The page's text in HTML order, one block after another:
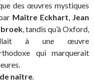
des œuvres mystiques
Maître Eckhart, Jean
, tandis qu’à Oxford,
à une œuvre
qui marquerait
naître.